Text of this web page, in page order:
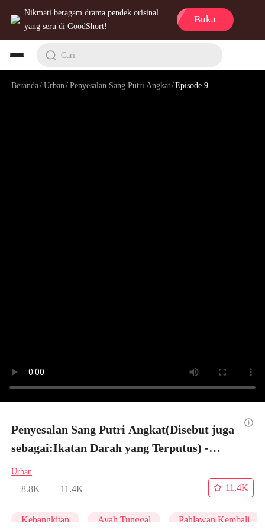
Nikmati beragam drama pendek orisinal
yang seru di GoodShort!
Buka
Cari
Beranda/Urban /Penyesalan Sang Putri Angkat/Episode 9
Penyesalan Sang Putri Angkat(Disebut juga
sebagai:Ikatan Darah yang Terputus) -
Episode 9
Urban
8.8K 11.4K
11.4K
Kebangkitan Ayah Tunggal Pahlawan Kembali